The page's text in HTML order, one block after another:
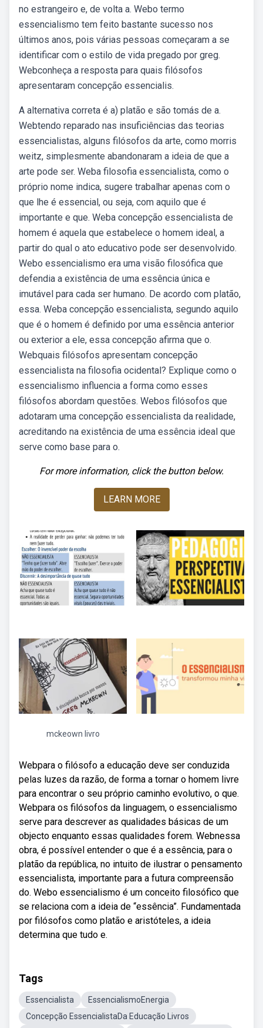
no estrangeiro e, de volta a. Webo termo
essencialismo tem feito bastante sucesso nos
últimos anos, pois várias pessoas começaram a se
identificar com o estilo de vida pregado por greg.
Webconheça a resposta para quais filósofos
apresentaram concepção essencialis.
A alternativa correta é a) platão e são tomás de a.
Webtendo reparado nas insuficiências das teorias
essencialistas, alguns filósofos da arte, como morris
weitz, simplesmente abandonaram a ideia de que a
arte pode ser. Weba filosofia essencialista, como o
próprio nome indica, sugere trabalhar apenas com o
que lhe é essencial, ou seja, com aquilo que é
importante e que. Weba concepção essencialista de
homem é aquela que estabelece o homem ideal, a
partir do qual o ato educativo pode ser desenvolvido.
Webo essencialismo era uma visão filosófica que
defendia a existência de uma essência única e
imutável para cada ser humano. De acordo com platão,
essa. Weba concepção essencialista, segundo aquilo
que é o homem é definido por uma essência anterior
ou exterior a ele, essa concepção afirma que o.
Webquais filósofos apresentam concepção
essencialista na filosofia ocidental? Explique como o
essencialismo influencia a forma como esses
filósofos abordam questões. Webos filósofos que
adotaram uma concepção essencialista da realidade,
acreditando na existência de uma essência ideal que
serve como base para o.
For more information, click the button below.
LEARN MORE
mckeown livro
Webpara o filósofo a educação deve ser conduzida
pelas luzes da razão, de forma a tornar o homem livre
para encontrar o seu próprio caminho evolutivo, o que.
Webpara os filósofos da linguagem, o essencialismo
serve para descrever as qualidades básicas de um
objecto enquanto essas qualidades forem. Webnessa
obra, é possível entender o que é a essência, para o
platão da república, no intuito de ilustrar o pensamento
essencialista, importante para a futura compreensão
do. Webo essencialismo é um conceito filosófico que
se relaciona com a ideia de “essência”. Fundamentada
por filósofos como platão e aristóteles, a ideia
determina que tudo e.
Tags
Essencialista
EssencialismoEnergia
Concepção EssencialistaDa Educação Livros